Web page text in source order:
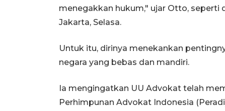
menegakkan hukum," ujar Otto,
Jakarta, Selasa.
Untuk itu, dirinya menekankan
negara yang bebas dan mandiri.
Ia mengingatkan UU Advokat telah
Perhimpunan Advokat Indonesia